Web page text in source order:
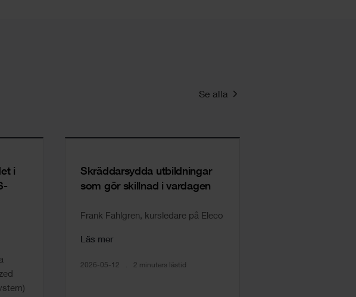
Se alla
i
Skräddarsydda utbildningar
som gör skillnad i vardagen
Frank Fahlgren, kursledare på Eleco
Läs mer
2026-05-12 2 minuters lästid